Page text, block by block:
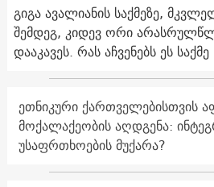
გიგა ავალიანის საქმეზე,
შემდეგ, კიდევ ორი
დააკავეს. რას აჩვენებს ეს საქმე
ეთნიკური ქართველებისთვის
მოქალაქეობის აღდგენა:
უსაფრთხოების მუქარა?